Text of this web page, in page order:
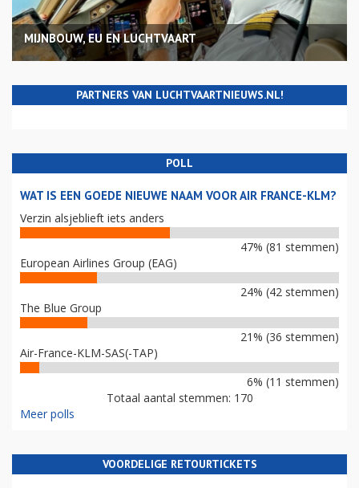
MIJNBOUW, EU EN LUCHTVAART
PARTNERS VAN LUCHTVAARTNIEUWS.NL!
POLL
WAT IS EEN GOEDE NIEUWE NAAM VOOR AIR FRANCE-KLM?
Verzin alsjeblieft iets anders
47% (81 stemmen)
European Airlines Group (EAG)
24% (42 stemmen)
The Blue Group
21% (36 stemmen)
Air-France-KLM-SAS(-TAP)
6% (11 stemmen)
Totaal aantal stemmen: 170
Meer polls
VOORDELIGE RETOURTICKETS